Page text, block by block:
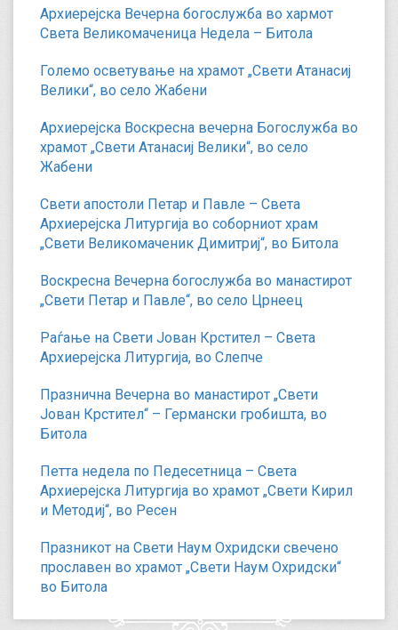
Архиерејска Вечерна богослужба во хармот
Света Великомаченица Недела – Битола
Големо осветување на храмот „Свети Атанасиј
Велики“, во село Жабени
Архиерејска Воскресна вечерна Богослужба во
храмот „Свети Атанасиј Велики“, во село
Жабени
Свети апостоли Петар и Павле – Света
Архиерејска Литургија во соборниот храм
„Свети Великомаченик Димитриј“, во Битола
Воскресна Вечерна богослужба во манастирот
„Свети Петар и Павле“, во село Црнеец
Раѓање на Свети Јован Крстител – Света
Архиерејска Литургија, во Слепче
Празнична Вечерна во манастирот „Свети
Јован Крстител“ – Германски гробишта, во
Битола
Петта недела по Педесетница – Света
Архиерејска Литургија во храмот „Свети Кирил
и Методиј“, во Ресен
Празникот на Свети Наум Охридски свечено
прославен во храмот „Свети Наум Охридски“
во Битола